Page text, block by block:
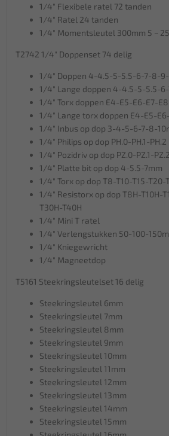
1/4" Flexibele ratel 72 tanden
1/4" Ratel 24 tanden
1/4" Momentsleutel 300mm 5 ~
T2742 1/4" Doppenset 74 delig
1/4" Doppen 4-4.5-5-5.5-6-7-8-9-
1/4" Lange doppen 4-4.5-5-5.5-
1/4" Torx doppen E4-E5-E6-E7-
1/4" Lange torx doppen E4-E5-
1/4" Inbus op dop 3-4-5-6-7-8-
1/4" Philips op dop PH.0-PH.1-PH.2
1/4" Pozidriv op dop PZ.0-PZ.1-PZ.2
1/4" Platte bit op dop 4-5.5-7mm
1/4" Torx op dop T8-T10-T15-T20-
1/4" Resistorx op dop T8H-T10H-
T30H-T40H
1/4" Mini T ratel
1/4" Verlengstukken 50-100-
1/4" Kniegewricht
1/4" Magneetdop
T5161 Steekringsleutelset 16 delig
Steekringsleutel 6mm
Steekringsleutel 7mm
Steekringsleutel 8mm
Steekringsleutel 9mm
Steekringsleutel 10mm
Steekringsleutel 11mm
Steekringsleutel 12mm
Steekringsleutel 13mm
Steekringsleutel 14mm
Steekringsleutel 15mm